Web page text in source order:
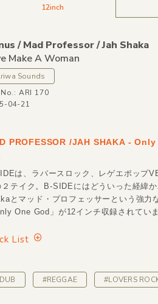
12inch
/Mad Professor /Jah Shaka
Make A Woman
Sounds
ARI 170
04-21
PROFESSOR /JAH SHAKA -
は、ラバースロック、レゲエポップ
２テイク。B-SIDEにはどういった経緯
とマッド・プロフェッサーという強力
One God」が12インチ収録されてい
List
#REGGAE #LOVERS